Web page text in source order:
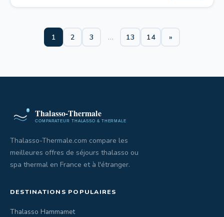
1 2 3 … 13 14 »
Thalasso-Thermale.com compare les
meilleures offres de séjours thalasso ou
spa thermal en France et à l'étranger.
DESTINATIONS POPULAIRES
Thalasso Hammamet